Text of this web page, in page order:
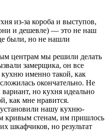
из-за короба и выступов,
и дешевле) — это не наш
были, но не нашли
центрам мы решили делать
замерщика, он все
именно такой, как
окончательно. Не
но кухня идеально
как мне нравится.
нашу кухню-
кривым стенам, им пришлось
шкафчиков, но результат